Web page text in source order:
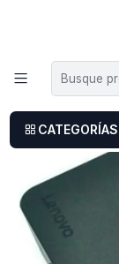
CATEGORÍAS